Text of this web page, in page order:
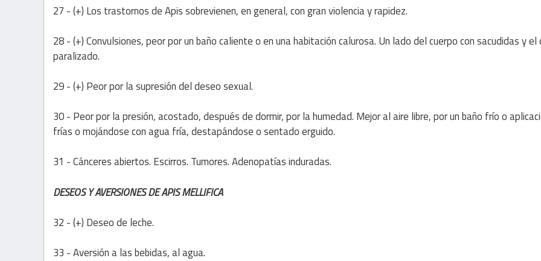
27 - (+) Los trastornos de Apis sobrevienen, en general, con gran violencia y rapidez.
28 - (+) Convulsiones, peor por un baño caliente o en una habitación calurosa. Un lado del cuerpo con sacudidas y
paralizado.
29 - (+) Peor por la supresión del deseo sexual.
30 - Peor por la presión, acostado, después de dormir, por la humedad. Mejor al aire libre, por un baño frío o
frías o mojándose con agua fría, destapándose o sentado erguido.
31 - Cánceres abiertos. Escirros. Tumores. Adenopatías induradas.
DESEOS Y AVERSIONES DE APIS MELLIFICA
32 - (+) Deseo de leche.
33 - Aversión a las bebidas, al agua.